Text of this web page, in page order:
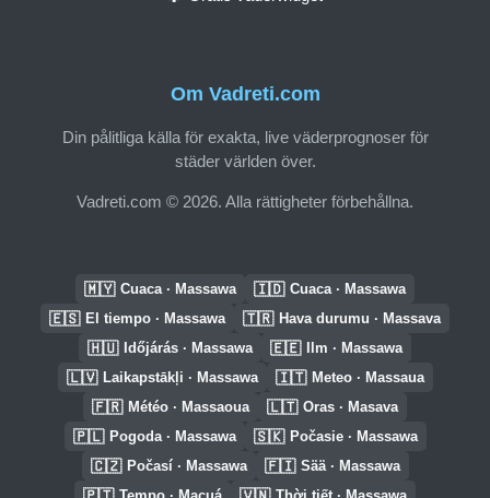
Om Vadreti.com
Din pålitliga källa för exakta, live väderprognoser för
städer världen över.
Vadreti.com © 2026. Alla rättigheter förbehållna.
🇲🇾 Cuaca · Massawa 🇮🇩 Cuaca · Massawa
🇪🇸 El tiempo · Massawa 🇹🇷 Hava durumu · Massava
🇭🇺 Időjárás · Massawa 🇪🇪 Ilm · Massawa
🇱🇻 Laikapstākļi · Massawa 🇮🇹 Meteo · Massaua
🇫🇷 Météo · Massaoua 🇱🇹 Oras · Masava
🇵🇱 Pogoda · Massawa 🇸🇰 Počasie · Massawa
🇨🇿 Počasí · Massawa 🇫🇮 Sää · Massawa